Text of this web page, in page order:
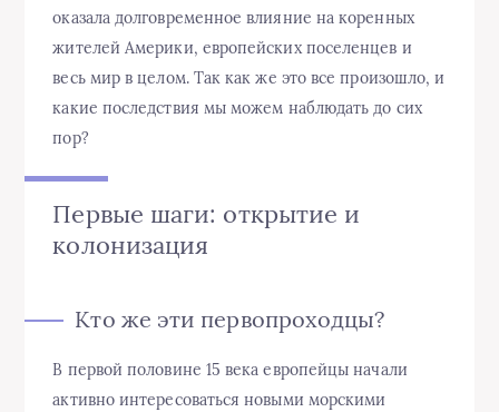
оказала долговременное влияние на коренных
жителей Америки, европейских поселенцев и
весь мир в целом. Так как же это все произошло, и
какие последствия мы можем наблюдать до сих
пор?
Первые шаги: открытие и
колонизация
Кто же эти первопроходцы?
В первой половине 15 века европейцы начали
активно интересоваться новыми морскими